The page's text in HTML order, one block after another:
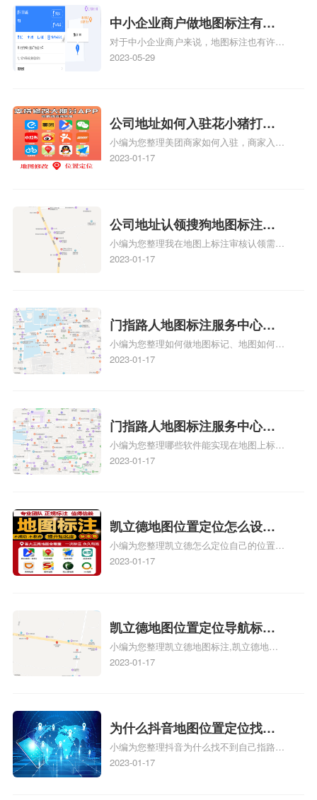
中小企业商户做地图标注有什
么好处
对于中小企业商户来说，地图标注也有许多
好处，包括：提高可见性和曝光率：通过在
位置，增加商户被发现的机会。方便客户导
航：地图标注可以帮助客户更容易地找到商
户的实际位置。特别是对于新客户或不熟悉
该地区的客户来说，地图标注可以提供明确
图标注服务中心面的存在。对于一些客户来
说，实体指路人地
2023-05-29
公司地址如何入驻花小猪打车
地图标记？指路人地图标注服
务中心铺如何入驻花小猪打车
小编为您整理美团商家如何入驻，商家入驻
教程、商家如何入驻地图、如何入驻地:、
2023-01-17
公司地址认领搜狗地图标注多
久审核？公司地址认领地图标
注多久审核？
小编为您整理我在地图上标注审核认领需要
多久、我在地图上标注审核认领需要多久
情可查看下方正文！
2023-01-17
门指路人地图标注服务中心如
何做花小猪打车地图位置标
记？门指路人地图标注服务中
小编为您整理如何做地图标记、地图如何做
标记、so搜街景中如何做标记、360e启花贷
关地图标注知识，详情可查看下方正文！
2023-01-17
门指路人地图标注服务中心地
图位置地址标记？门指路人地
图标注服务中心苹果地图位置
小编为您整理哪些软件能实现在地图上标记
门指路人地图标注服务中心位置、门指路人
门指路人地图标注服务中心地址标注上地图
怎么弄相关地图标注知识，详情可查看下方
正文！
2023-01-17
凯立德地图位置定位怎么设置
自己的指路人地图标注服务中
心名？凯立德地图位置定位怎
小编为您整理凯立德怎么定位自己的位置
啊、手机凯立德地图定位怎么设置往上走、
地图标注服务中心铺招牌相关地图标注知
识，详情可查看下方正文！
2023-01-17
凯立德地图位置定位导航标
注？凯立德地图位置定位,导航,
标注？
小编为您整理凯立德地图标注,凯立德地图
标注怎么做啊、凯立德地图标注,凯立德地
相关地图标注知识，详情可查看下方正文！
2023-01-17
为什么抖音地图位置定位找不
到了？抖音为什么找不到当前
定位了？
小编为您整理抖音为什么找不到自己指路人
地图标注服务中心铺的位置、地图位置更新
2023-01-17